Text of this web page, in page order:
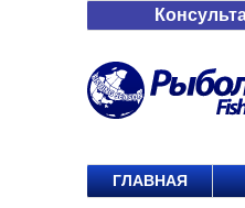
ГЛАВНАЯ